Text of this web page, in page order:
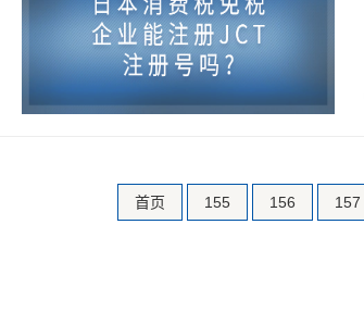
首页 155 156 157